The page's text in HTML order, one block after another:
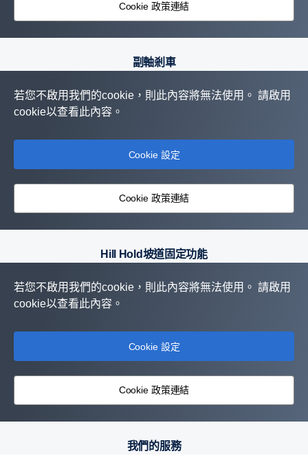
Cookie 政策連結
副軸剎車
若您不啟用我們的cookie，則此內容將無法使用。 請啟用
cookie以查看此內容。
Cookie 設定
Cookie 政策連結
Hill Hold坡道固定功能
若您不啟用我們的cookie，則此內容將無法使用。 請啟用
cookie以查看此內容。
Cookie 設定
Cookie 政策連結
我們的服務